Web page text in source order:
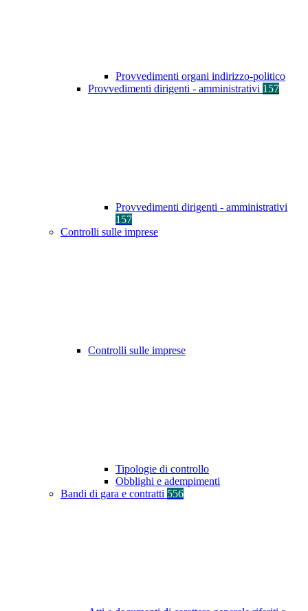
Provvedimenti organi indirizzo-politico
Provvedimenti dirigenti - amministrativi 157
Provvedimenti dirigenti - amministrativi
157
Controlli sulle imprese
Controlli sulle imprese
Tipologie di controllo
Obblighi e adempimenti
Bandi di gara e contratti 556